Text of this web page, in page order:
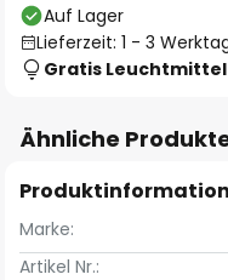
Auf Lager
Lieferzeit: 1 - 3
Gratis Leuchtmittel
Ähnliche
Marke:
Artikel Nr.: